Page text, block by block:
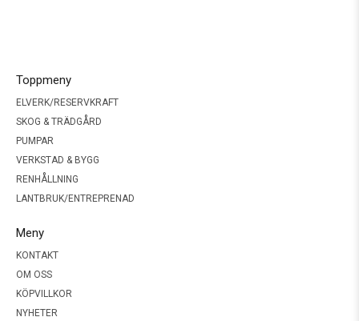
Toppmeny
ELVERK/RESERVKRAFT
SKOG & TRÄDGÅRD
PUMPAR
VERKSTAD & BYGG
RENHÅLLNING
LANTBRUK/ENTREPRENAD
Meny
KONTAKT
OM OSS
KÖPVILLKOR
NYHETER